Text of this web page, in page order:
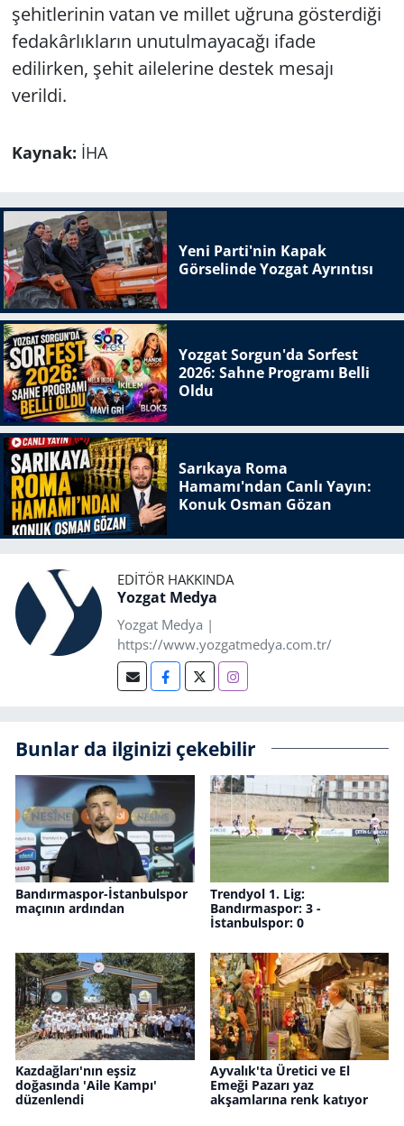
şehitlerinin vatan ve millet uğruna gösterdiği
fedakârlıkların unutulmayacağı ifade
edilirken, şehit ailelerine destek mesajı
verildi.
Kaynak: İHA
Yeni Parti'nin Kapak
Görselinde Yozgat Ayrıntısı
Yozgat Sorgun'da Sorfest
2026: Sahne Programı Belli
Oldu
Sarıkaya Roma
Hamamı'ndan Canlı Yayın:
Konuk Osman Gözan
EDITÖR HAKKINDA
Yozgat Medya
Yozgat Medya |
https://www.yozgatmedya.com.tr/
Bunlar da ilginizi çekebilir
Bandırmaspor-İstanbulspor
maçının ardından
Trendyol 1. Lig:
Bandırmaspor: 3 -
İstanbulspor: 0
Kazdağları'nın eşsiz
doğasında 'Aile Kampı'
düzenlendi
Ayvalık'ta Üretici ve El
Emeği Pazarı yaz
akşamlarına renk katıyor